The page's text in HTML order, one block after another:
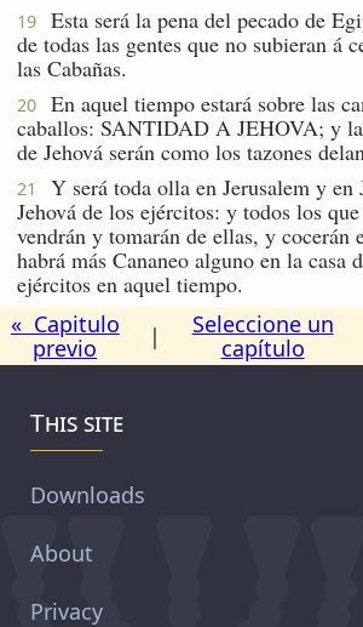
19
Esta será la pena del pecado de
de todas las gentes que no subieran á
las Cabañas.
20
En aquel tiempo estará sobre las
caballos: SANTIDAD A JEHOVA; y
de Jehová serán como los tazones
21
Y será toda olla en Jerusalem y en
Jehová de los ejércitos: y todos los
vendrán y tomarán de ellas, y cocerán
habrá más Cananeo alguno en la casa
ejércitos en aquel tiempo.
« Capitulo
previo
|
Seleccione un
capítulo
This site
Downloads
About
Privacy